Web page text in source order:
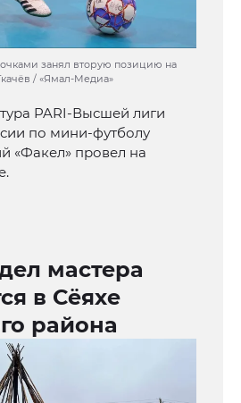
занял вторую позицию на
/ «Ямал-Медиа»
PARI-Высшей лиги
по мини-футболу
«Факел» провел на
мастера
в Сёяхе
района